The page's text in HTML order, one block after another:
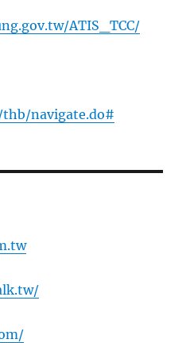
ATIS_TCC/
navigate.do#